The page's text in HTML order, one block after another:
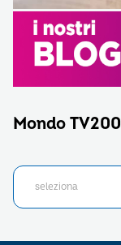
Mondo